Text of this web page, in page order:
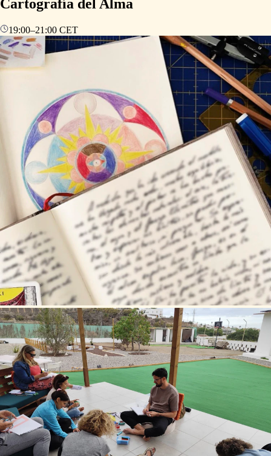
Cartografía del Alma
19:00–21:00 CET